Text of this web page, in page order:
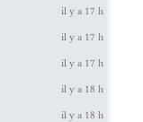
il y a 17 h
il y a 17 h
il y a 17 h
il y a 18 h
il y a 18 h